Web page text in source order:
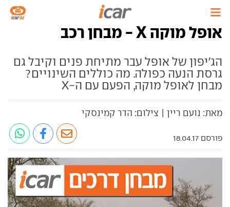
אופל מוקה X - מבחן רכב
הג'יפון של אופל עבר מתיחת פנים וקיבל גם
גרסת הנעה כפולה. מה כוללים השינויים?
מבחן לאופל מוקה, הפעם עם ה-X
מאת: נועם ריין | צילום: הדר קמינסקי
פורסם 18.04.17